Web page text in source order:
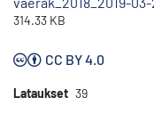
314.33 KB
CC BY 4.0
Lataukset 39